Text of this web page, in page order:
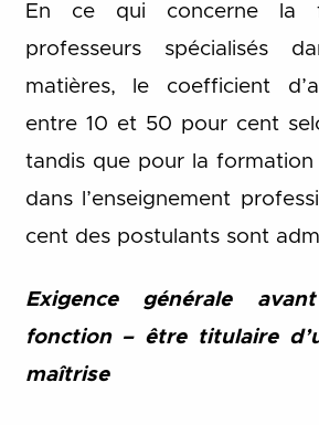
En ce qui concerne la
professeurs spécialisés
matières, le coefficient
entre 10 et 50 pour cent
tandis que pour la formation
dans l’enseignement
cent des postulants sont
Exigence générale
fonction – être titulaire
maîtrise